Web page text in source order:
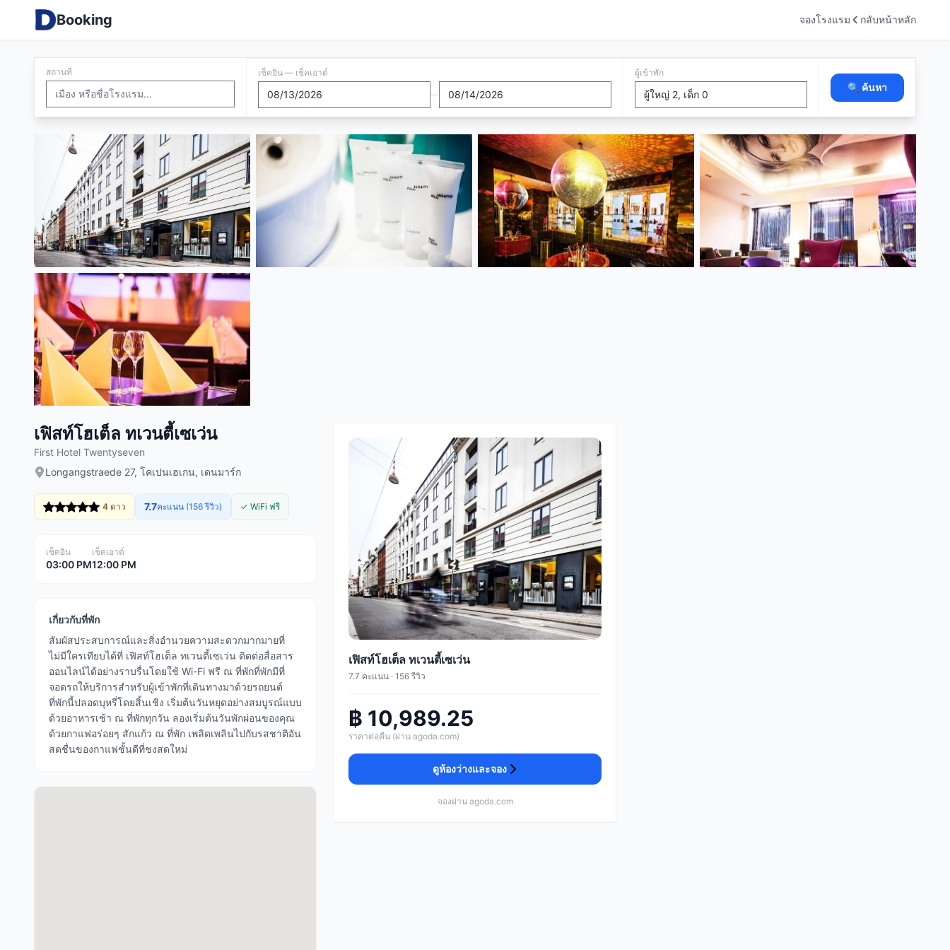
Booking จองโรงแรม กลับหน้าหลัก
สถานที่ เช็คอิน — เช็คเอาต์
—
ผู้เข้าพัก
🔍 ค้นหา
เฟิสท์โฮเต็ล ทเวนตี้เซเว่น
First Hotel Twentyseven
Longangstraede 27, โคเปนเฮเกน, เดนมาร์ก
4 ดาว 7.7คะแนน (156 รีวิว) ✓ WiFi ฟรี
เช็คอิน
03:00 PM
เช็คเอาต์
12:00 PM
เกี่ยวกับที่พัก
สัมผัสประสบการณ์และสิ่งอำนวยความสะดวกมากมายที่
ไม่มีใครเทียบได้ที่ เฟิสท์โฮเต็ล ทเวนตี้เซเว่น ติดต่อสื่อสาร
ออนไลน์ได้อย่างราบรื่นโดยใช้ Wi-Fi ฟรี ณ ที่พักที่พักมีที่
จอดรถให้บริการสำหรับผู้เข้าพักที่เดินทางมาด้วยรถยนต์
ที่พักนี้ปลอดบุหรี่โดยสิ้นเชิง เริ่มต้นวันหยุดอย่างสมบูรณ์แบบ
ด้วยอาหารเช้า ณ ที่พักทุกวัน ลองเริ่มต้นวันพักผ่อนของคุณ
ด้วยกาแฟอร่อยๆ สักแก้ว ณ ที่พัก เพลิดเพลินไปกับรสชาติอัน
สดชื่นของกาแฟชั้นดีที่ชงสดใหม่
เฟิสท์โฮเต็ล ทเวนตี้เซเว่น
7.7 คะแนน · 156 รีวิว
฿ 10,989.25
ราคาต่อคืน (ผ่าน agoda.com)
ดูห้องว่างและจอง
จองผ่าน agoda.com